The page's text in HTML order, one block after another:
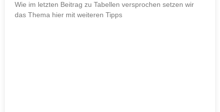
Wie im letzten Beitrag zu Tabellen versprochen setzen wir
das Thema hier mit weiteren Tipps